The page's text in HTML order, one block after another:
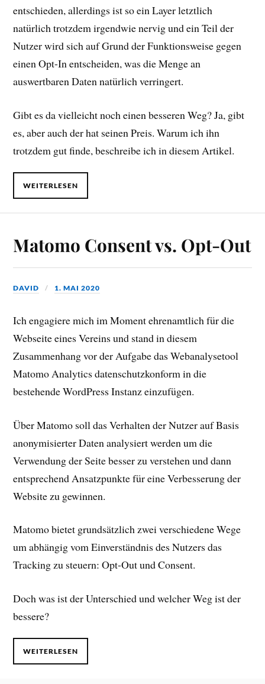
entschieden, allerdings ist so ein Layer letztlich
natürlich trotzdem irgendwie nervig und ein Teil der
Nutzer wird sich auf Grund der Funktionsweise gegen
einen Opt-In entscheiden, was die Menge an
auswertbaren Daten natürlich verringert.
Gibt es da vielleicht noch einen besseren Weg? Ja, gibt
es, aber auch der hat seinen Preis. Warum ich ihn
trotzdem gut finde, beschreibe ich in diesem Artikel.
WEITERLESEN
Matomo Consent vs. Opt-Out
DAVID 1. MAI 2020
Ich engagiere mich im Moment ehrenamtlich für die
Webseite eines Vereins und stand in diesem
Zusammenhang vor der Aufgabe das Webanalysetool
Matomo Analytics datenschutzkonform in die
bestehende WordPress Instanz einzufügen.
Über Matomo soll das Verhalten der Nutzer auf Basis
anonymisierter Daten analysiert werden um die
Verwendung der Seite besser zu verstehen und dann
entsprechend Ansatzpunkte für eine Verbesserung der
Website zu gewinnen.
Matomo bietet grundsätzlich zwei verschiedene Wege
um abhängig vom Einverständnis des Nutzers das
Tracking zu steuern: Opt-Out und Consent.
Doch was ist der Unterschied und welcher Weg ist der
bessere?
WEITERLESEN